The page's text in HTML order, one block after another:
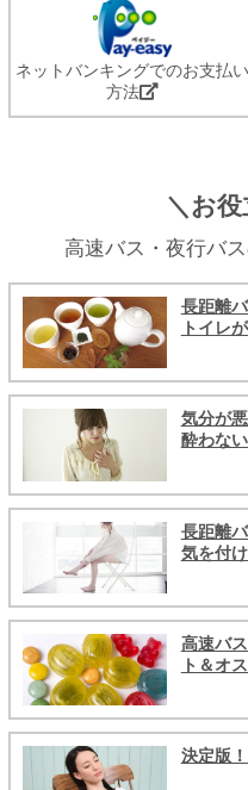
ネットバンキングでのお支払い
方法
＼お
高速バス・夜行バ
長距離
トイレ
気分が
酔わな
長距離
気を付け
高速バ
ト＆オ
決定版